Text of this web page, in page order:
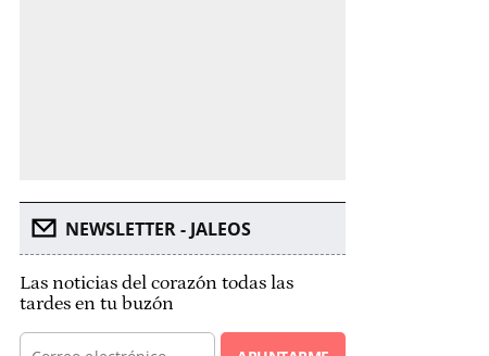
NEWSLETTER - JALEOS
Las noticias del corazón todas las
tardes en tu buzón